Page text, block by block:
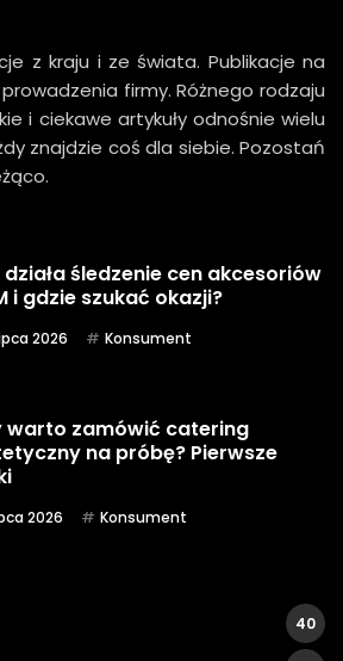
z kraju i ze świata. Publikacje na
firmy. Różnego rodzaju
i ciekawe artykuły odnośnie wielu
znajdzie coś dla siebie. Pozostań
śledzenie cen akcesoriów
i gdzie szukać okazji?
2026 Konsument
warto zamówić catering
na próbę? Pierwsze
2026 Konsument
40